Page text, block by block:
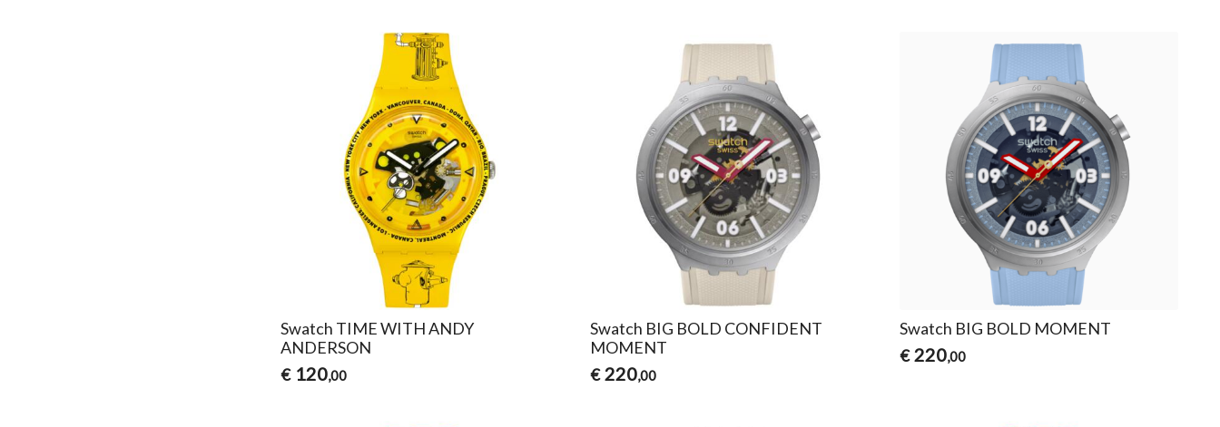
Swatch TIME WITH ANDY
ANDERSON
€ 120,00
Swatch BIG BOLD CONFIDENT
MOMENT
€ 220,00
Swatch BIG BOLD MOMENT
€ 220,00